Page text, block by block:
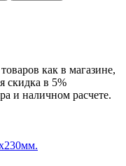
как в магазине,
скидка в 5%
и наличном расчете.